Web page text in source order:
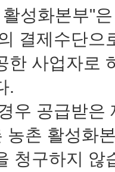
성화본부"
결제수단
한 사업자로
.
우 공급받
농촌 활성화
청구하지